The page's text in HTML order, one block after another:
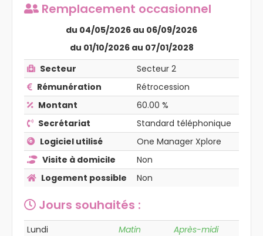
Remplacement occasionnel
du 04/05/2026 au 06/09/2026
du 01/10/2026 au 07/01/2028
Secteur
Secteur 2
Rémunération
Rétrocession
Montant
60.00 %
Secrétariat
Standard téléphonique
Logiciel utilisé
One Manager Xplore
Visite à domicile
Non
Logement possible
Non
Jours souhaités :
Lundi Matin
Après-midi